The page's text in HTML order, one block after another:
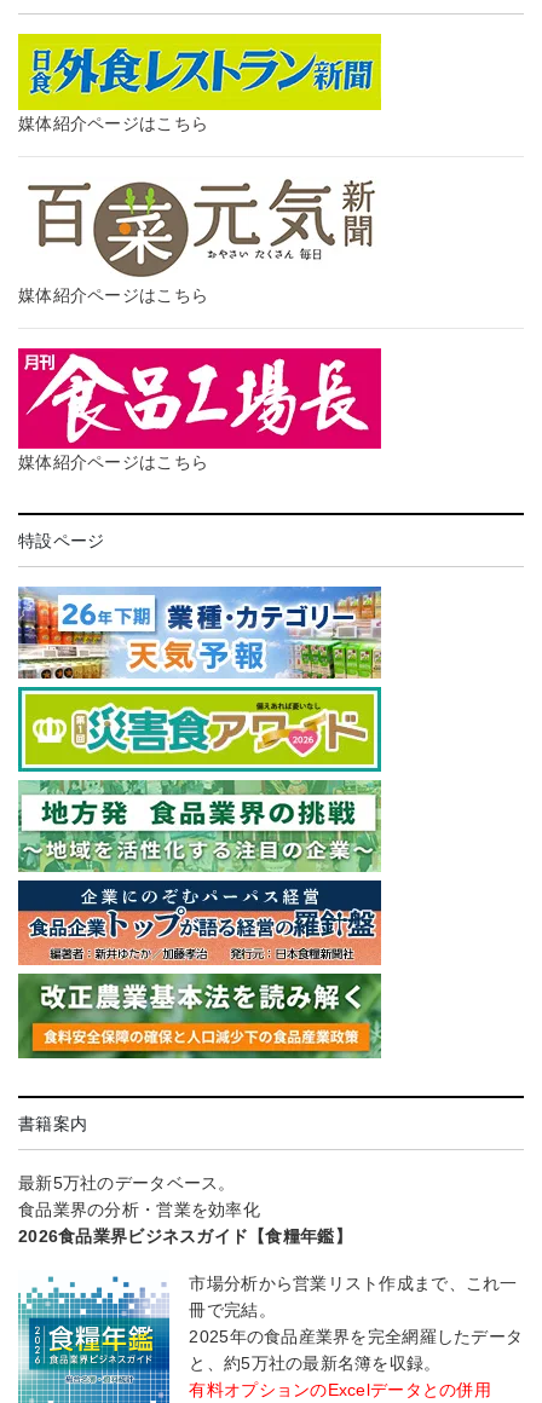
媒体紹介ページはこちら
媒体紹介ページはこちら
媒体紹介ページはこちら
特設ページ
書籍案内
最新5万社のデータベース。
食品業界の分析・営業を効率化
2026食品業界ビジネスガイド【食糧年鑑】
市場分析から営業リスト作成まで、これ一
冊で完結。
2025年の食品産業界を完全網羅したデータ
と、約5万社の最新名簿を収録。
有料オプションのExcelデータとの併用